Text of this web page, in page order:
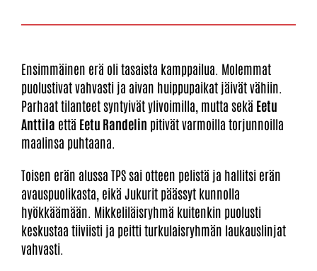
Ensimmäinen erä oli tasaista kamppailua. Molemmat
puolustivat vahvasti ja aivan huippupaikat jäivät vähiin.
Parhaat tilanteet syntyivät ylivoimilla, mutta sekä Eetu
Anttila että Eetu Randelin pitivät varmoilla torjunnoilla
maalinsa puhtaana.
Toisen erän alussa TPS sai otteen pelistä ja hallitsi erän
avauspuolikasta, eikä Jukurit päässyt kunnolla
hyökkäämään. Mikkeliläisryhmä kuitenkin puolusti
keskustaa tiiviisti ja peitti turkulaisryhmän laukauslinjat
vahvasti.